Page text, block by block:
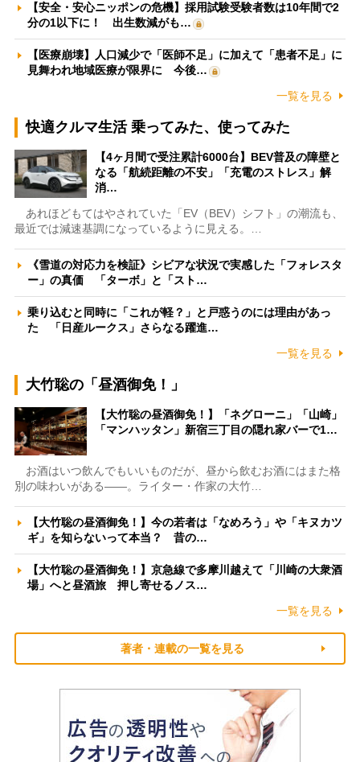
【安全・安心ニッポンの危機】採用試験受験者数は10年間で2
分の1以下に！ 出生数減がも…
【医療崩壊】人口減少で「医師不足」に加えて「患者不足」に
見舞われ地域医療が限界に 今後…
一覧を見る
快適クルマ生活 乗ってみた、使ってみた
【4ヶ月間で受注累計6000台】BEV普及の障壁と
なる「航続距離の不安」「充電のストレス」解
消…
あれほどもてはやされていた「EV（BEV）シフト」の潮流も、
最近では減速基調になっているように見える。…
《雪道の対応力を検証》シビアな状況で実感した「フォレスタ
ー」の真価 「ターボ」と「スト…
乗り込むと同時に「これが軽？」と戸惑うのには理由があっ
た 「日産ルークス」さらなる躍進…
一覧を見る
大竹聡の「昼酒御免！」
【大竹聡の昼酒御免！】「ネグローニ」「山崎」
「マンハッタン」新宿三丁目の隠れ家バーで1…
お酒はいつ飲んでもいいものだが、昼から飲むお酒にはまた格
別の味わいがある――。ライター・作家の大竹…
【大竹聡の昼酒御免！】今の若者は「なめろう」や「キヌカツ
ギ」を知らないって本当？ 昔の…
【大竹聡の昼酒御免！】京急線で多摩川越えて「川崎の大衆酒
場」へと昼酒旅 押し寄せるノス…
一覧を見る
著者・連載の一覧を見る